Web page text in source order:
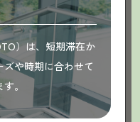
）は、短期滞在か
や時期に合わせて
。